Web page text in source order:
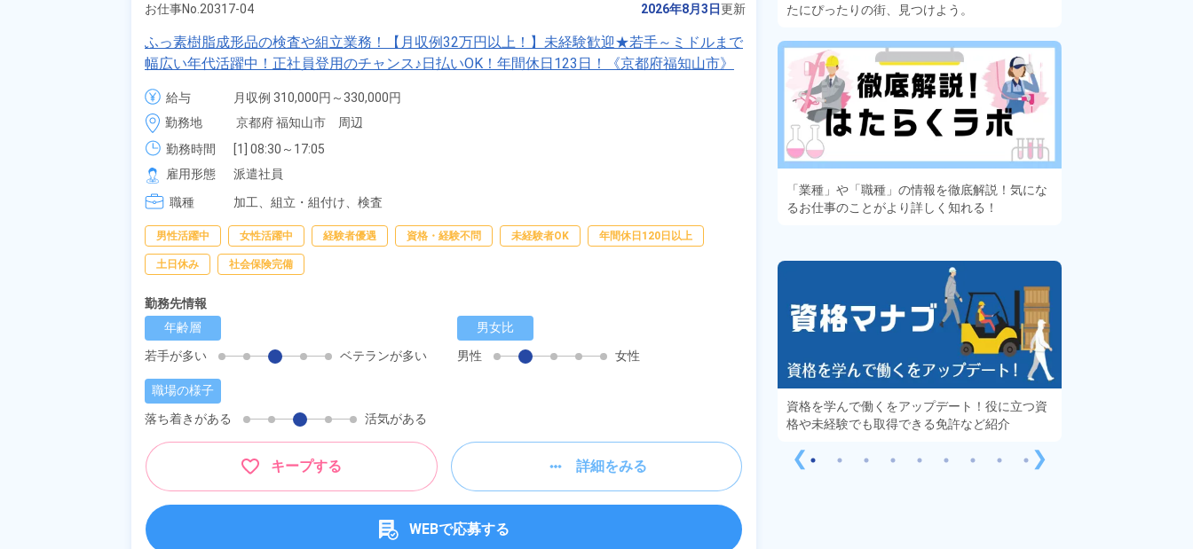
お仕事No. 20317-04 2026年8月3日更新
ふっ素樹脂成形品の検査や組立業務！【月収例32万円以上！】未経験歓迎★若手～ミドルまで
幅広い年代活躍中！正社員登用のチャンス♪日払いOK！年間休日123日！《京都府福知山市》
給与
月収例 310,000円～330,000円
時給 1,400円～1,400円
勤務地
京都府 福知山市　周辺
勤務時間
[1] 08:30～17:05
[2] 20:30～05:05
雇用形態
派遣社員
職種
加工、 組立・組付け、 検査
男性活躍中 女性活躍中 経験者優遇 資格・経験不問 未経験者OK 年間休日120日以上
土日休み 社会保険完備
勤務先情報
年齢層
若手が多い
ベテランが多い
男女比
男性
女性
職場の様子
落ち着きがある
活気がある
キープする 詳細をみる
WEBで応募する
たにぴったりの街、見つけよう。
「業種」や「職種」の情報を徹底解説！気にな
るお仕事のことがより詳しく知れる！
❮
はず！
資格を学んで働くをアップデート！役に立つ資
格や未経験でも取得できる免許など紹介
❯